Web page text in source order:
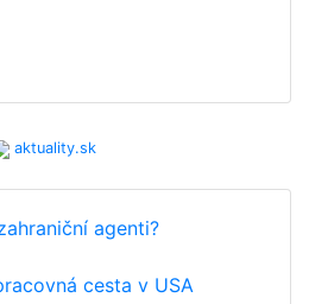
aktuality.sk
agenti?
cesta v USA